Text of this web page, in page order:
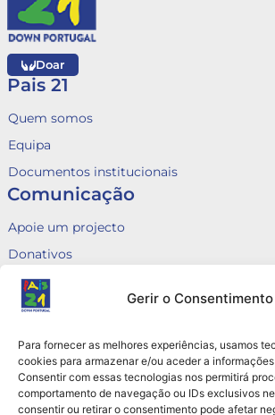
Gerir o Consentimento
Para fornecer as melhores experiências, usamos
cookies para armazenar e/ou aceder a
Consentir com essas tecnologias nos permitirá
comportamento de navegação ou IDs exclusivos
consentir ou retirar o consentimento pode afetar
Doar
Pais 21
Quem somos
Equipa
Documentos institucionais
Comunicação
Apoie um projecto
Donativos
Fale connosco
Voluntariado
Queixas
Contactos